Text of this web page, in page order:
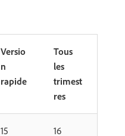
Versio
n
rapide
Tous
les
trimest
res
15
16